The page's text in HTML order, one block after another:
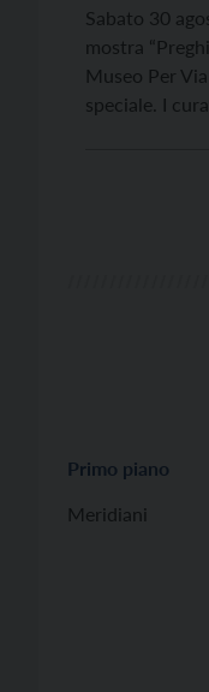
Sabato 30
mostra
Museo Per
speciale. I
Primo piano
Meridiani